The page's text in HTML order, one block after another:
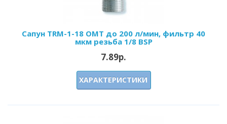
Сапун TRM-1-18 OMT до 200 л/мин, фильтр 40
мкм резьба 1/8 BSP
7.89р.
ХАРАКТЕРИСТИКИ